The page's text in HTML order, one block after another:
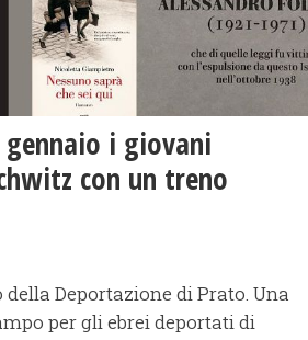
i giovani
con un treno
Deportazione di Prato. Una
per gli ebrei deportati di